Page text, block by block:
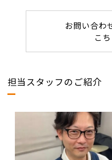
お問い合わ
こち
担当スタッフのご紹介